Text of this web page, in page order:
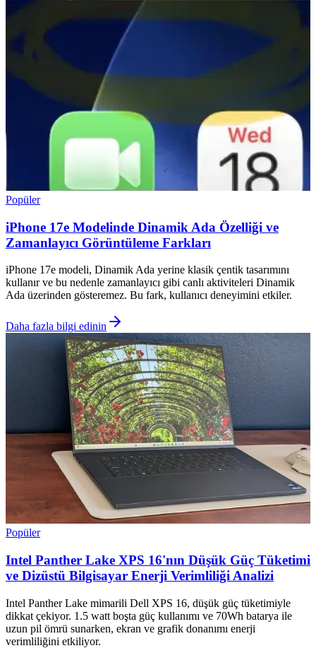
Popüler
iPhone 17e Modelinde Dinamik Ada Özelliği ve
Zamanlayıcı Görüntüleme Farkları
iPhone 17e modeli, Dinamik Ada yerine klasik çentik tasarımını
kullanır ve bu nedenle zamanlayıcı gibi canlı aktiviteleri Dinamik
Ada üzerinden gösteremez. Bu fark, kullanıcı deneyimini etkiler.
Daha fazla bilgi edinin
Popüler
Intel Panther Lake XPS 16'nın Düşük Güç Tüketimi
ve Dizüstü Bilgisayar Enerji Verimliliği Analizi
Intel Panther Lake mimarili Dell XPS 16, düşük güç tüketimiyle
dikkat çekiyor. 1.5 watt boşta güç kullanımı ve 70Wh batarya ile
uzun pil ömrü sunarken, ekran ve grafik donanımı enerji
verimliliğini etkiliyor.